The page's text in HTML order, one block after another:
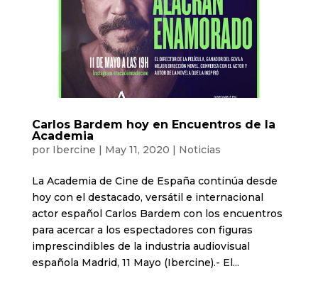
Carlos Bardem hoy en Encuentros de la
Academia
por Ibercine May 11, 2020 Noticias
La Academia de Cine de España continúa desde
hoy con el destacado, versátil e internacional
actor español Carlos Bardem con los encuentros
para acercar a los espectadores con figuras
imprescindibles de la industria audiovisual
española Madrid, 11 Mayo (Ibercine).- El...